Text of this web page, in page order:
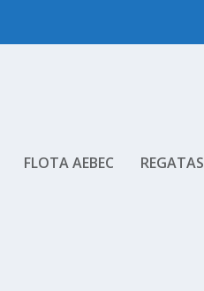
FLOTA AEBEC REGATAS